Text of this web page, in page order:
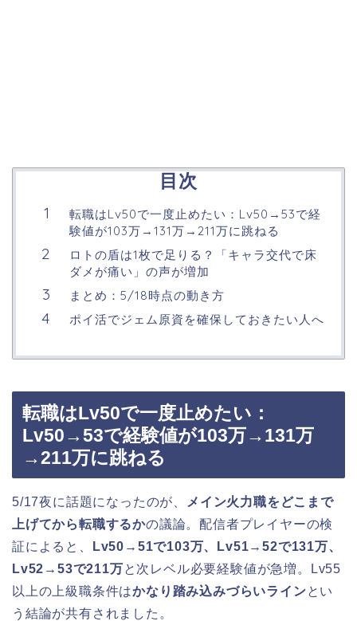
目次
転職はLv50で一度止めたい：Lv50→53で経
験値が103万→131万→211万に跳ねる
ロトの盾は1枚で足りる？「キャラ交代で床
ダメが痛い」の声が増加
まとめ：5/18時点の動き方
ポイ活でジェム原資を確保しておきたい人へ
転職はLv50で一度止めたい：
Lv50→53で経験値が103万→131万
→211万に跳ねる
5/17夜に話題になったのが、
メイン火力職をどこまで
上げてから転職するかの議論。配信者プレイヤーの検
証によると、
Lv50→51で103万、Lv51→52で131万、
Lv52→53で211万と次レベル必要経験値が急増。Lv55
以上の上級職条件はかなり踏み込みづらいラインとい
う結論が共有されました。